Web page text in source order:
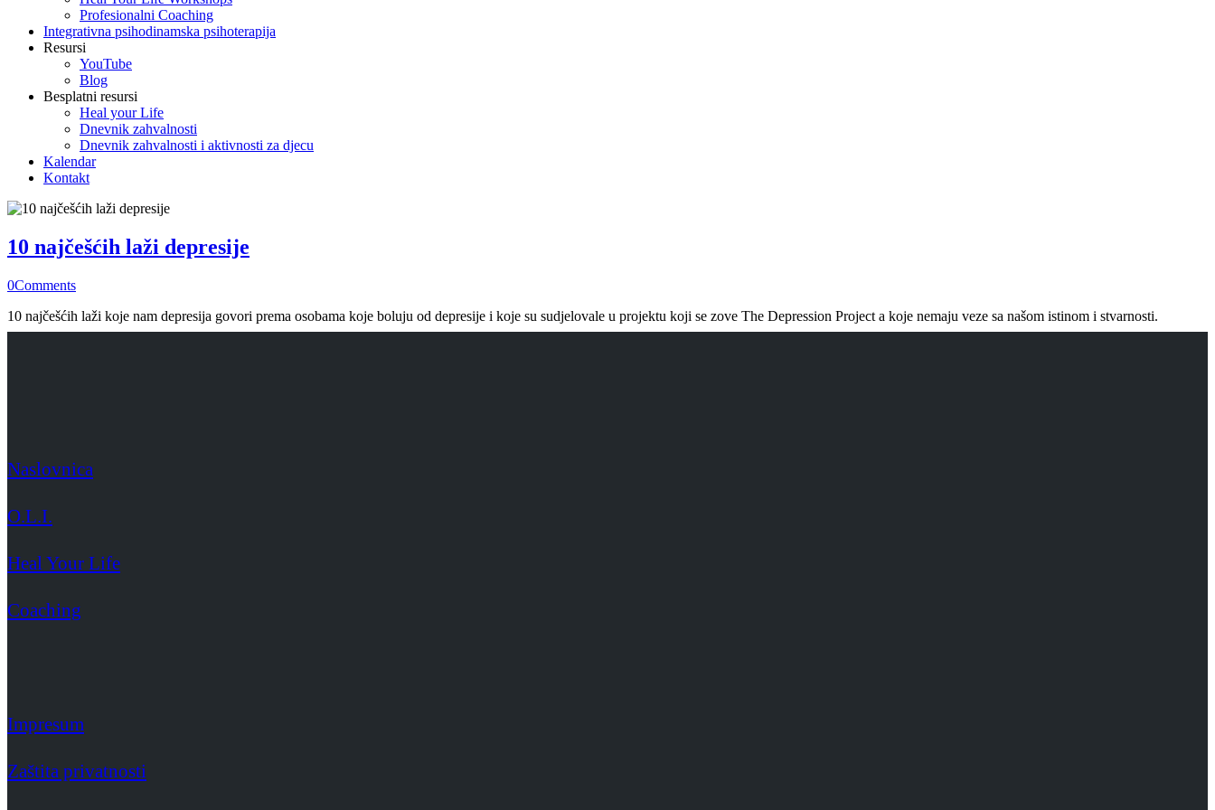
Profesionalni Coaching
Integrativna psihodinamska psihoterapija
Resursi
YouTube
Blog
Besplatni resursi
Heal your Life
Dnevnik zahvalnosti
Dnevnik zahvalnosti i aktivnosti za djecu
Kalendar
Kontakt
10 najčešćih laži depresije
0Comments
10 najčešćih laži koje nam depresija govori prema osobama koje boluju od depresije i koje su sudjelovale u projektu koji se zove The Depression Project a koje nemaju veze sa našom istinom i stvarnosti.
Naslovnica
O.L.I.
Heal Your Life
Coaching
Impresum
Zaštita privatnosti